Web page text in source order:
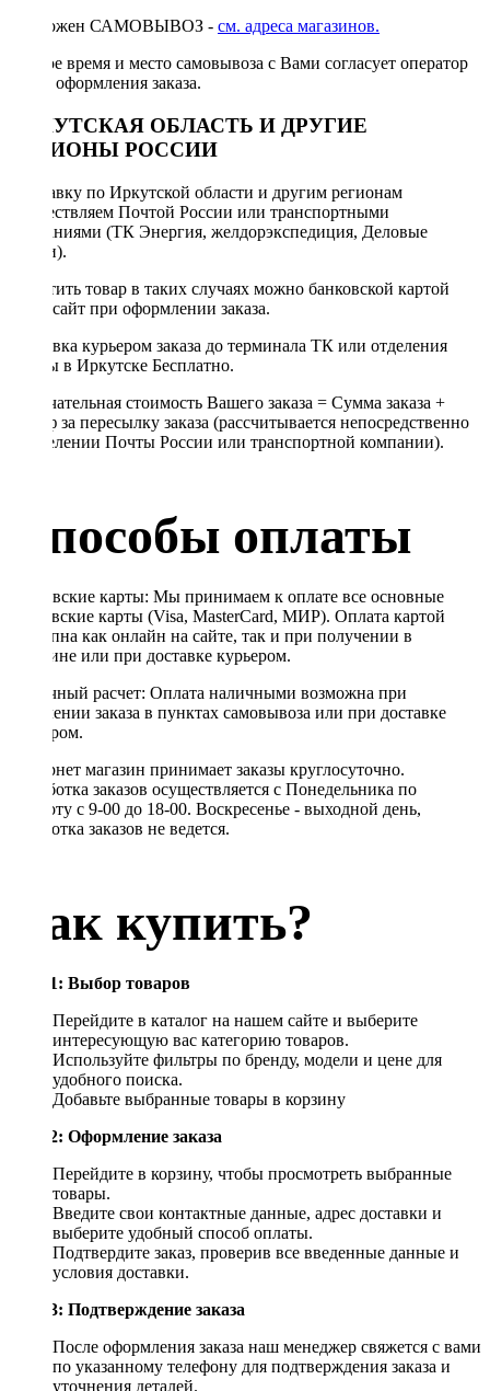
Возможен САМОВЫВОЗ - см. адреса магазинов.
Точное время и место самовывоза с Вами согласует оператор
после оформления заказа.
ИРКУТСКАЯ ОБЛАСТЬ И ДРУГИЕ
РЕГИОНЫ РОССИИ
Отправку по Иркутской области и другим регионам
осуществляем Почтой России или транспортными
компаниями (ТК Энергия, желдорэкспедиция, Деловые
линии).
Оплатить товар в таких случаях можно банковской картой
через сайт при оформлении заказа.
Доставка курьером заказа до терминала ТК или отделения
Почты в Иркутске Бесплатно.
Окончательная стоимость Вашего заказа = Сумма заказа +
Тариф за пересылку заказа (рассчитывается непосредственно
в отделении Почты России или транспортной компании).
Способы оплаты
Банковские карты: Мы принимаем к оплате все основные
банковские карты (Visa, MasterCard, МИР). Оплата картой
доступна как онлайн на сайте, так и при получении в
магазине или при доставке курьером.
Наличный расчет: Оплата наличными возможна при
получении заказа в пунктах самовывоза или при доставке
курьером.
Интернет магазин принимает заказы круглосуточно.
Обработка заказов осуществляется с Понедельника по
Субботу с 9-00 до 18-00. Воскресенье - выходной день,
обработка заказов не ведется.
Как купить?
Шаг 1: Выбор товаров
Перейдите в каталог на нашем сайте и выберите
интересующую вас категорию товаров.
Используйте фильтры по бренду, модели и цене для
удобного поиска.
Добавьте выбранные товары в корзину
Шаг 2: Оформление заказа
Перейдите в корзину, чтобы просмотреть выбранные
товары.
Введите свои контактные данные, адрес доставки и
выберите удобный способ оплаты.
Подтвердите заказ, проверив все введенные данные и
условия доставки.
Шаг 3: Подтверждение заказа
После оформления заказа наш менеджер свяжется с вами
по указанному телефону для подтверждения заказа и
уточнения деталей.